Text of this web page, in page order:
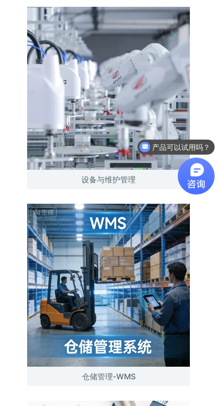
设备与维护管理
仓储管理-WMS
产品可以试用吗？
软件有折扣吗？